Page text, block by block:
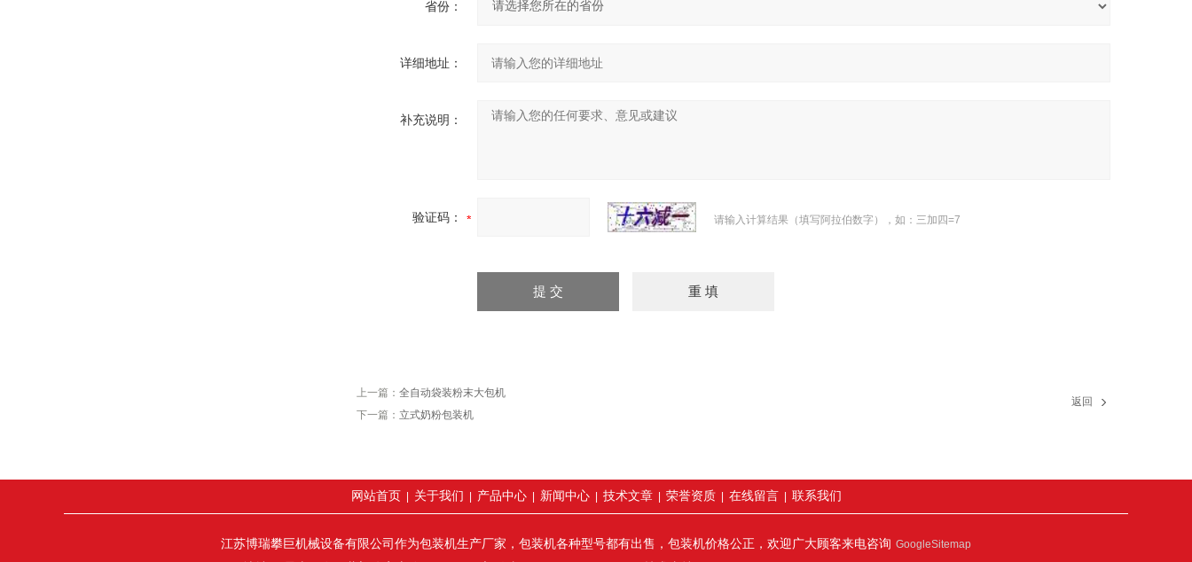
省份：
详细地址：
补充说明：
验证码： 请输入计算结果（填写阿拉伯数字），如：三加四=7
上一篇： 全自动袋装粉末大包机
下一篇： 立式奶粉包装机
返回
网站首页 关于我们 产品中心| 新闻中心| 技术文章| 荣誉资质| 在线留言 联系我们
江苏博瑞攀巨机械设备有限公司作为包装机生产厂家，包装机各种型号都有出售，包装机价格公正，欢迎广大顾客来电咨询 GoogleSitemap